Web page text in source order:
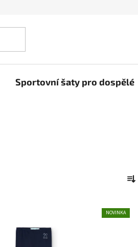
Sportovní šaty pro dospělé
a
e
NOVINKA